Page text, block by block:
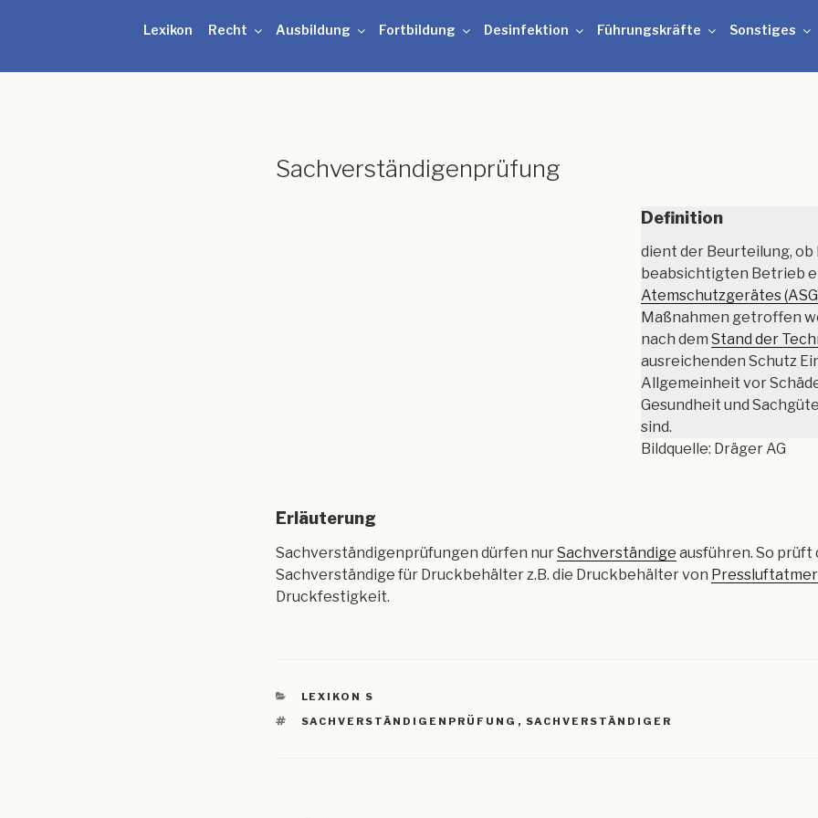
Lexikon Recht Ausbildung Fortbildung Desinfektion Führungskräfte Sonstiges
Sachverständigenprüfung
Definition
dient der Beurteilung, ob
beabsichtigten Betrieb
Atemschutzgerätes
Maßnahmen getroffen
nach dem Stand der
ausreichenden Schutz
Allgemeinheit vor
Gesundheit und
sind.
Bildquelle: Dräger AG
Erläuterung
Sachverständigenprüfungen dürfen nurSachverständige ausführen. So prüft
Sachverständige für Druckbehälter z.B. die Druckbehälter von
Druckfestigkeit.
KATEGORIEN
LEXIKON S
SCHLAGWÖRTER
SACHVERSTÄNDIGENPRÜFUNG , SACHVERSTÄNDIGER